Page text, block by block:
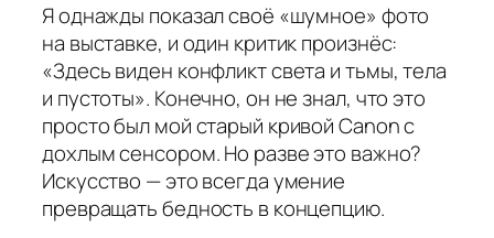
Я однажды показал своё «шумное» фото
на выставке, и один критик произнёс:
«Здесь виден конфликт света и тьмы, тела
и пустоты». Конечно, он не знал, что это
просто был мой старый кривой Canon с
дохлым сенсором. Но разве это важно?
Искусство — это всегда умение
превращать бедность в концепцию.